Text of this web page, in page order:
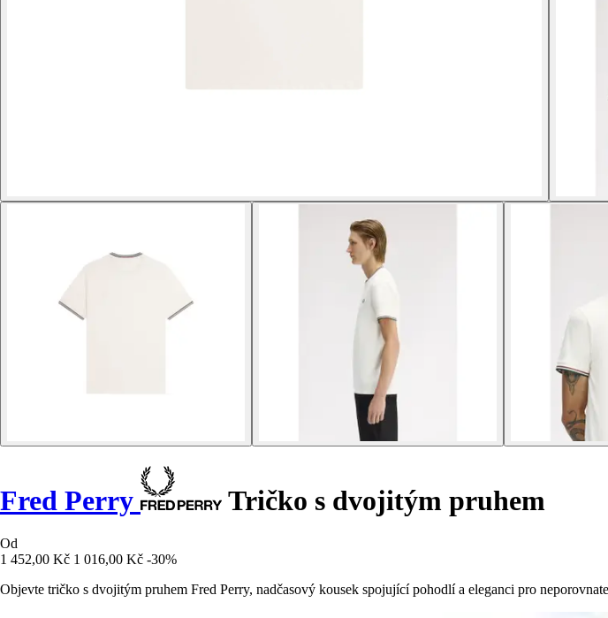
Fred Perry Tričko s dvojitým pruhem
Od
1 452,00 Kč 1 016,00 Kč -30%
Objevte tričko s dvojitým pruhem Fred Perry, nadčasový kousek spojující pohodlí a eleganci pro